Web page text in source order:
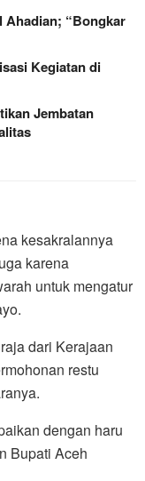
Ahadian; “Bongkar
Kegiatan di
Jembatan
kesakralannya
karena
untuk mengatur
dari Kerajaan
restu
dengan haru
Bupati Aceh